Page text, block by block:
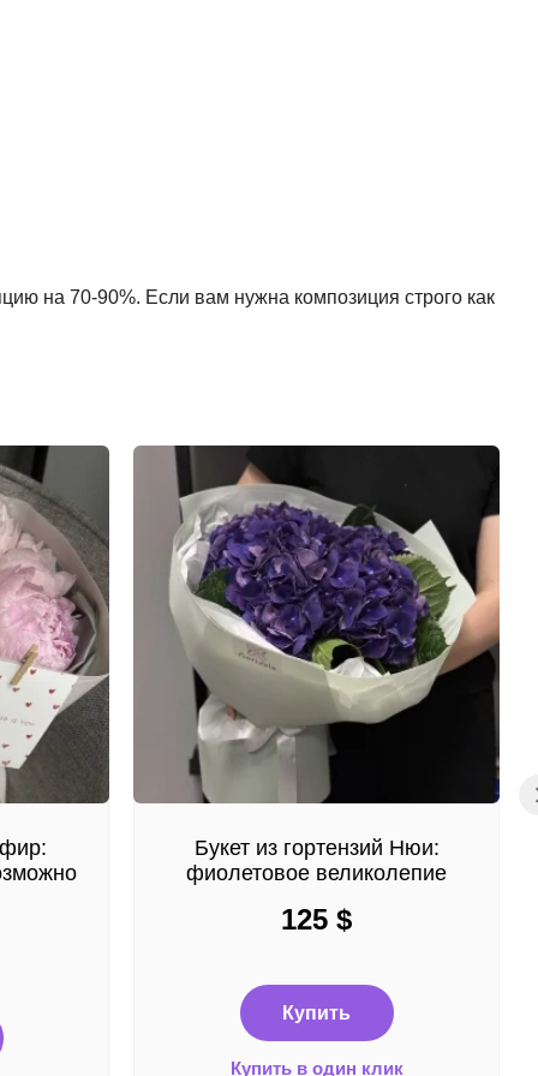
на 70-90%. Если вам нужна композиция строго как
Букет из гортензий Нюи:
фиолетовое великолепие
125 $
Купить
Купить в один клик